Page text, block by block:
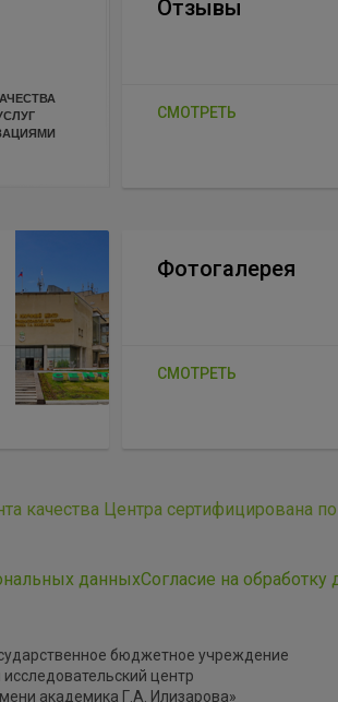
Отзывы
СМОТРЕТЬ
Фотогалерея
СМОТРЕТЬ
качества Центра сертифицирована
данныхСогласие на обработку
бюджетное учреждение
центр
академика Г.А. Илизарова»